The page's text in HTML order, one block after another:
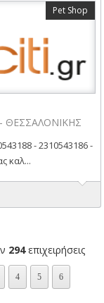
Pet Shop
ΘΕΣΣΑΛΟΝΙΚΗΣ
- 2310543186 -
καλ...
294επιχειρήσεις
4 5 6